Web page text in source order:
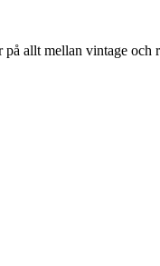
allt mellan vintage och